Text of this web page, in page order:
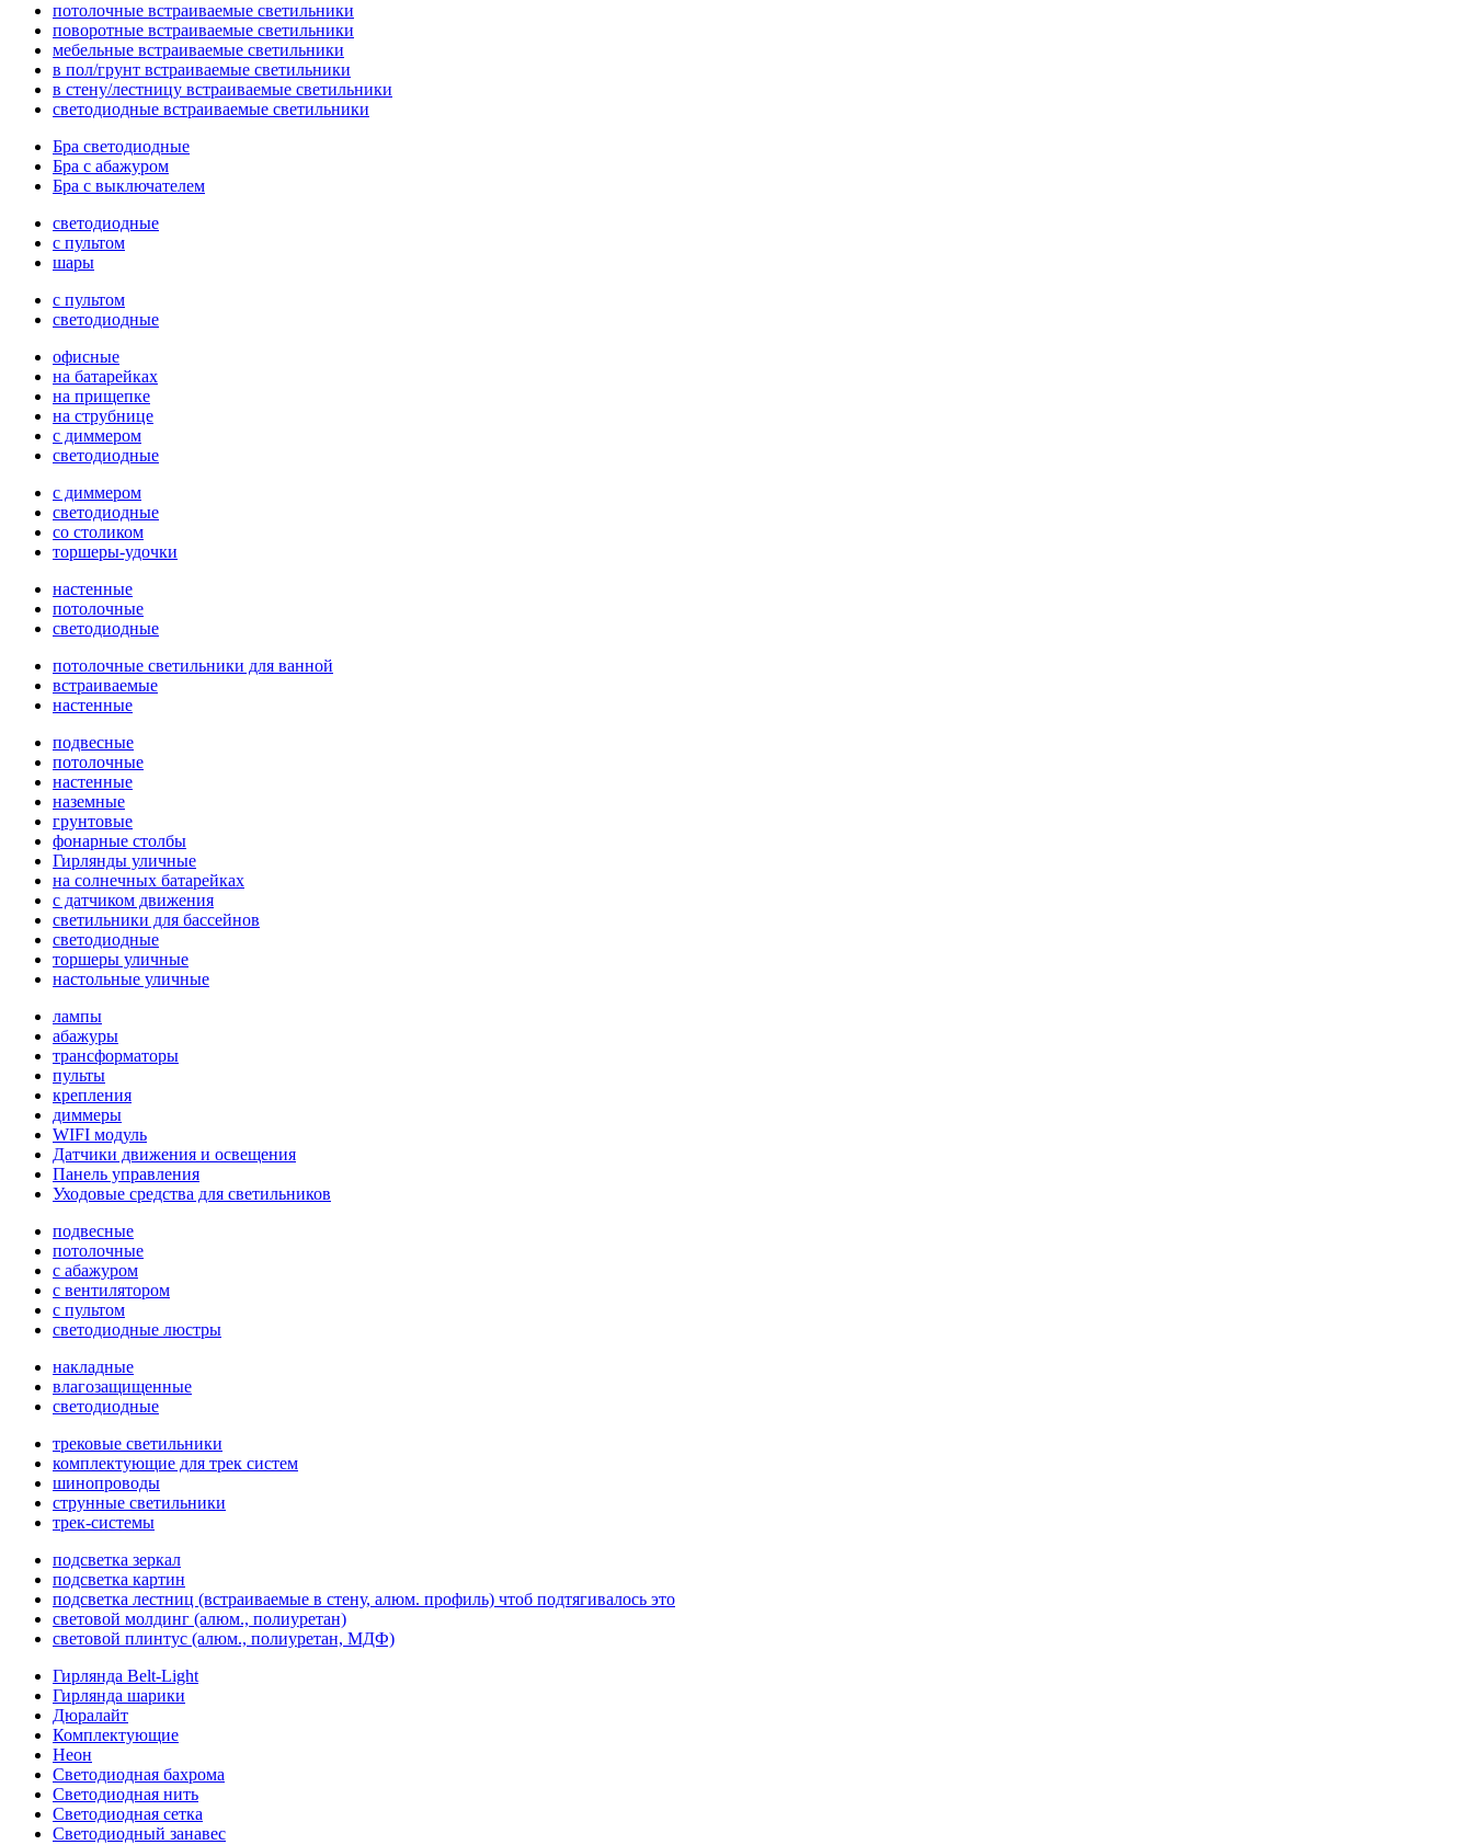
потолочные встраиваемые светильники
поворотные встраиваемые светильники
мебельные встраиваемые светильники
в пол/грунт встраиваемые светильники
в стену/лестницу встраиваемые светильники
светодиодные встраиваемые светильники
Бра светодиодные
Бра с абажуром
Бра с выключателем
светодиодные
с пультом
шары
с пультом
светодиодные
офисные
на батарейках
на прищепке
на струбнице
с диммером
светодиодные
с диммером
светодиодные
со столиком
торшеры-удочки
настенные
потолочные
светодиодные
потолочные светильники для ванной
встраиваемые
настенные
подвесные
потолочные
настенные
наземные
грунтовые
фонарные столбы
Гирлянды уличные
на солнечных батарейках
с датчиком движения
светильники для бассейнов
светодиодные
торшеры уличные
настольные уличные
лампы
абажуры
трансформаторы
пульты
крепления
диммеры
WIFI модуль
Датчики движения и освещения
Панель управления
Уходовые средства для светильников
подвесные
потолочные
с абажуром
с вентилятором
с пультом
светодиодные люстры
накладные
влагозащищенные
светодиодные
трековые светильники
комплектующие для трек систем
шинопроводы
струнные светильники
трек-системы
подсветка зеркал
подсветка картин
подсветка лестниц (встраиваемые в стену, алюм. профиль) чтоб подтягивалось это
световой молдинг (алюм., полиуретан)
световой плинтус (алюм., полиуретан, МДФ)
Гирлянда Belt-Light
Гирлянда шарики
Дюралайт
Комплектующие
Неон
Светодиодная бахрома
Светодиодная нить
Светодиодная сетка
Светодиодный занавес